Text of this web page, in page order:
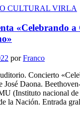
CULTURAL VIRLA
«Celebrando a
porFranco
Concierto
José Daona.
(Instituto nacional
la Nación. Entrada